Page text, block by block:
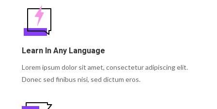
Learn In Any Language
Lorem ipsum dolor sit amet, consectetur adipiscing elit.
Donec sed finibus nisi, sed dictum eros.